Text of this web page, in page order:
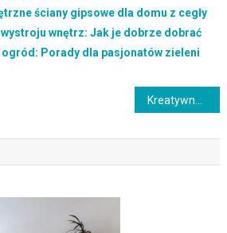
ściany gipsowe dla domu z cegły
wnętrz: Jak je dobrze dobrać
Porady dla pasjonatów zieleni